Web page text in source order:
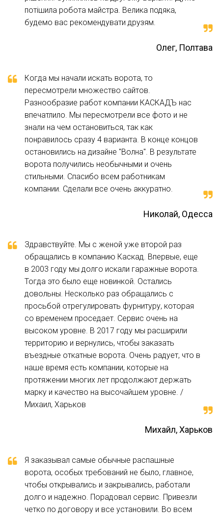
стиль ворот, так и более изысканный.
Перед тем как заказать и купить филенчатые
стиле ваш дом и забор и мы обязательно
По типу открывания, ворота могут быть:
откатные филенчатые ворота;
распашные филенчатые ворота;
двухцветные.
В качестве дизайнерских решений есть
интересные варианты — въездные филенчатые с
перфорированной филенкой, например, в верхнем
ряду и ковкой.
Откатные въездные ворота
Откатные въездные ворота еще называют
сдвижные. Свое название они берут от принципа
в одну сторону вдоль забора по специальным
роликам. Также откатные ворота могут называть
раздвижными, если они сделаны не из одного
полотна, а из двух, которые раздвигаются в две
территорию участка или за ним. Неоспоримым
преимуществом в зимний период времени
является то, что для их открывания не требуется
расчищать снег. А при порыве ветра вы никогда не
столкнетесь с ситуацией, что створка вдруг начала
потішила робота майстра. Велика подяка,
будемо вас рекомендувати друзям.
Олег, Полтава
Когда мы начали искать ворота, то
пересмотрели множество сайтов.
Разнообразие работ компании КАСКАДЪ нас
впечатлило. Мы пересмотрели все фото и не
знали на чем остановиться, так как
понравилось сразу 4 варианта. В конце концов
остановились на дизайне "Волна". В результате
ворота получились необычными и очень
стильными. Спасибо всем работникам
компании. Сделали все очень аккуратно.
Николай, Одесса
Здравствуйте. Мы с женой уже второй раз
обращались в компанию Каскад. Впервые, еще
в 2003 году мы долго искали гаражные ворота.
Тогда это было еще новинкой. Остались
довольны. Несколько раз обращались с
просьбой отрегулировать фурнитуру, которая
со временем проседает. Сервис очень на
высоком уровне. В 2017 году мы расширили
территорию и вернулись, чтобы заказать
въездные откатные ворота. Очень радует, что в
наше время есть компании, которые на
протяжении многих лет продолжают держать
марку и качество на высочайшем уровне. /
Михаил, Харьков
Михайл, Харьков
Я заказывал самые обычные распашные
ворота, особых требований не было, главное,
чтобы открывались и закрывались, работали
долго и надежно. Порадовал сервис. Привезли
четко по договору и все установили. Во всем